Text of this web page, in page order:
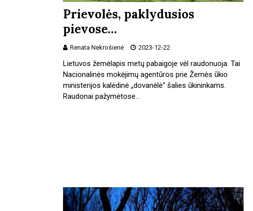
Prievolės, paklydusios
pievose…
Renata Nekrošienė 2023-12-22
Lietuvos žemėlapis metų pabaigoje vėl raudonuoja. Tai
Nacionalinės mokėjimų agentūros prie Žemės ūkio
ministerijos kalėdinė „dovanėlė“ šalies ūkininkams.
Raudonai pažymėtose…